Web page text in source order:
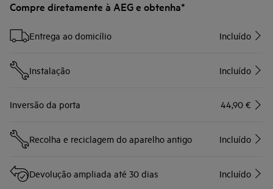
Compre diretamente à AEG e obtenha*
Entrega ao domicílio Incluído
Instalação Incluído
Inversão da porta 44,90 €
Recolha e reciclagem do aparelho antigo Incluído
Devolução ampliada até 30 dias Incluído